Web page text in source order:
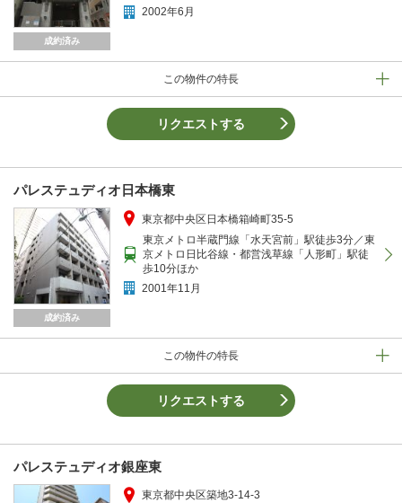
成約済み
この物件の特長
2002年6月
リクエストする
パレステュディオ日本橋東
成約済み
この物件の特長
東京都中央区日本橋箱崎町35-5
東京メトロ半蔵門線「水天宮前」駅徒歩3分／東
京メトロ日比谷線・都営浅草線「人形町」駅徒
歩10分ほか
2001年11月
リクエストする
パレステュディオ銀座東
東京都中央区築地3-14-3